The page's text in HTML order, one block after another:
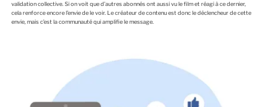
validation collective. Si on voit que d’autres abonnés ont aussi vu le film et réagi à ce dernier,
cela renforce encore l’envie de le voir. Le créateur de contenu est donc le déclencheur de cette
envie, mais c’est la communauté qui amplifie le message.